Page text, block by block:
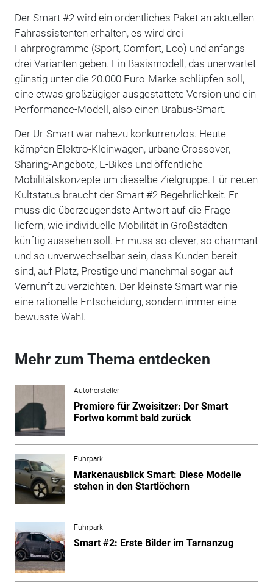
Der Smart #2 wird ein ordentliches Paket an aktuellen
Fahrassistenten erhalten, es wird drei
Fahrprogramme (Sport, Comfort, Eco) und anfangs
drei Varianten geben. Ein Basismodell, das unerwartet
günstig unter die 20.000 Euro-Marke schlüpfen soll,
eine etwas großzügiger ausgestattete Version und ein
Performance-Modell, also einen Brabus-Smart.
Der Ur-Smart war nahezu konkurrenzlos. Heute
kämpfen Elektro-Kleinwagen, urbane Crossover,
Sharing-Angebote, E-Bikes und öffentliche
Mobilitätskonzepte um dieselbe Zielgruppe. Für neuen
Kultstatus braucht der Smart #2 Begehrlichkeit. Er
muss die überzeugendste Antwort auf die Frage
liefern, wie individuelle Mobilität in Großstädten
künftig aussehen soll. Er muss so clever, so charmant
und so unverwechselbar sein, dass Kunden bereit
sind, auf Platz, Prestige und manchmal sogar auf
Vernunft zu verzichten. Der kleinste Smart war nie
eine rationelle Entscheidung, sondern immer eine
bewusste Wahl.
Mehr zum Thema entdecken
Autohersteller
Premiere für Zweisitzer: Der Smart
Fortwo kommt bald zurück
Fuhrpark
Markenausblick Smart: Diese Modelle
stehen in den Startlöchern
Fuhrpark
Smart #2: Erste Bilder im Tarnanzug